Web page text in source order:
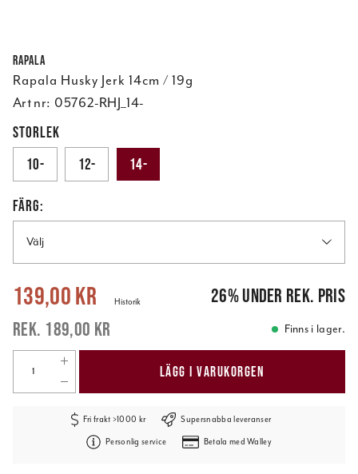
Rapala
Rapala Husky Jerk 14cm / 19g
Art nr: 05762-RHJ_14-
STORLEK
10-
12- 14-
FÄRG:
Välj
Nuvarande pris:139,00 kr 189,00 kr
139,00 kr
189,00 kr
Historik 26%under rek. pris
Finns i lager.
LÄGG I VARUKORGEN
Fri frakt >1000 kr Supersnabba leveranser
Personlig service Betala med Walley